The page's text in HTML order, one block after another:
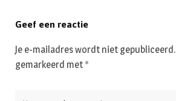
Geef een reactie
Je e-mailadres wordt niet gepubliceerd.
gemarkeerd met *